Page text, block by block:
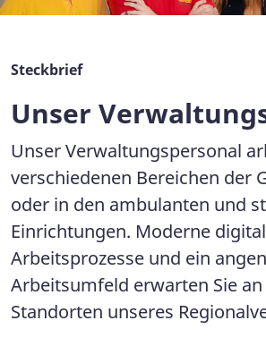
Steckbrief
Unser
Unser Verwaltungspersonal
verschiedenen Bereichen der
oder in den ambulanten und
Einrichtungen. Moderne
Arbeitsprozesse und ein
Arbeitsumfeld erwarten Sie an
Standorten unseres